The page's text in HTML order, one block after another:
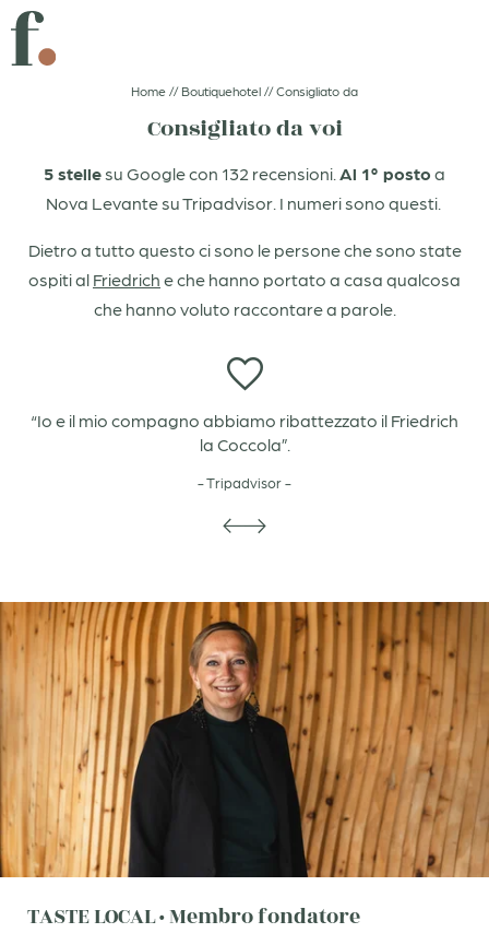
Boutiquehotel
I padroni di casa
Esplosioni di gusto
Il calore che resta
Dolomiti
Home//Boutiquehotel//Consigliato da
Consigliato da voi
5 stellesu Google con 132 recensioni. Al 1° postoa
Nova Levante su Tripadvisor. I numeri sono questi.
Dietro a tutto questo ci sono le persone che sono state
ospiti alFriedriche che hanno portato a casa qualcosa
che hanno voluto raccontare a parole.
“Io e il mio compagno abbiamo ribattezzato il Friedrich
la Coccola”.
- Tripadvisor -
“Spa incantevole con piscina a sfioro, vista mozzafiato
e acqua super calda anche in inverno”.
- Tripadvisor -
“Posizione stupenda con lo sguardo rivolto alla vallata
e il Catinaccio sullo sfondo, una vera e propia
“Christoph, chef fantastico, mette in tavola piatti di
sublime qualità”.
- Tripadvisor -
“Katja con la sua ospitalità ti fa sentire a casa, sempre”.
TASTE LOCAL · Membro fondatore